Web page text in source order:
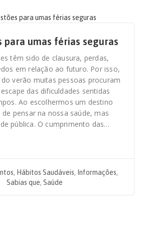
para umas férias seguras
têm sido de clausura, perdas,
em relação ao futuro. Por isso,
verão muitas pessoas procuram
das dificuldades sentidas
Ao escolhermos um destino
pensar na nossa saúde, mas
pública. O cumprimento das…
, Hábitos Saudáveis, Informações,
Sabias que, Saúde